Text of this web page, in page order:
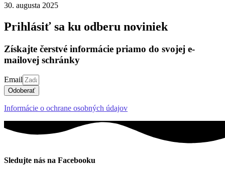
30. augusta 2025
Prihlásiť sa ku odberu noviniek
Získajte čerstvé informácie priamo do svojej e-
mailovej schránky
Email
Odoberať
Informácie o ochrane osobných údajov
Sledujte nás na Facebooku